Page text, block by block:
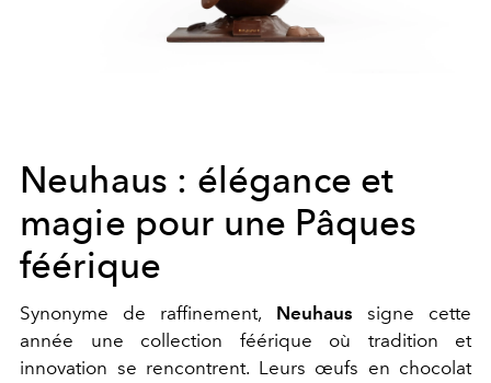
Neuhaus : élégance et
magie pour une Pâques
féérique
Synonyme de raffinement, Neuhaus signe cette
année une collection féérique où tradition et
innovation se rencontrent. Leurs œufs en chocolat